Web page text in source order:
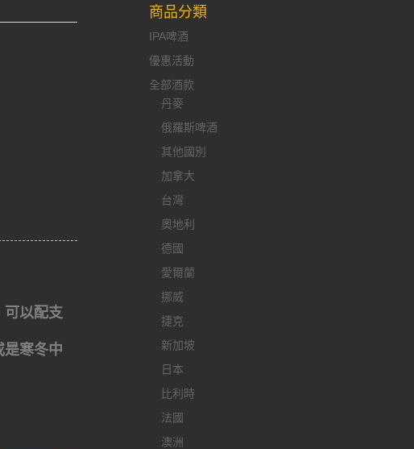
可以配支
是寒冬中
商品分類
IPA啤酒
優惠活動
全部酒款
丹麥
俄羅斯啤酒
其他國別
加拿大
台灣
奧地利
德國
愛爾蘭
挪威
捷克
新加坡
日本
比利時
法國
澳洲